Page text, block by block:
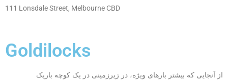
111 Lonsdale Street, Melbourne CBD
Goldilocks
از آنجایی که بیشتر بارهای ویژه، در زیرزمینی در یک کوچه باریک